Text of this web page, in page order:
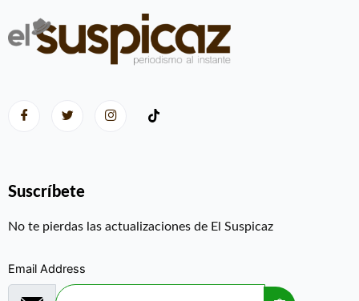
Suscríbete
No te pierdas las actualizaciones de El Suspicaz
Email Address